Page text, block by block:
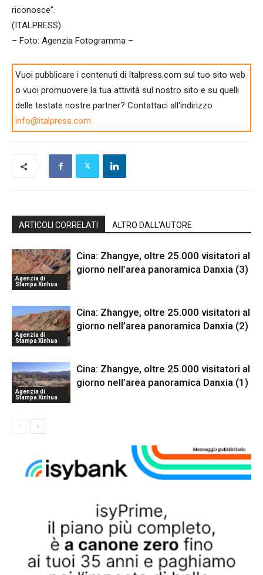
riconosce”.
(ITALPRESS).
– Foto: Agenzia Fotogramma –
Vuoi pubblicare i contenuti di Italpress.com sul tuo sito web
o vuoi promuovere la tua attività sul nostro sito e su quelli
delle testate nostre partner? Contattaci all'indirizzo
info@italpress.com
ARTICOLI CORRELATI ALTRO DALL'AUTORE
Agenzia di
Stampa Xinhua
Cina: Zhangye, oltre 25.000 visitatori al
giorno nell’area panoramica Danxia (3)
Agenzia di
Stampa Xinhua
Cina: Zhangye, oltre 25.000 visitatori al
giorno nell’area panoramica Danxia (2)
Agenzia di
Stampa Xinhua
Cina: Zhangye, oltre 25.000 visitatori al
giorno nell’area panoramica Danxia (1)